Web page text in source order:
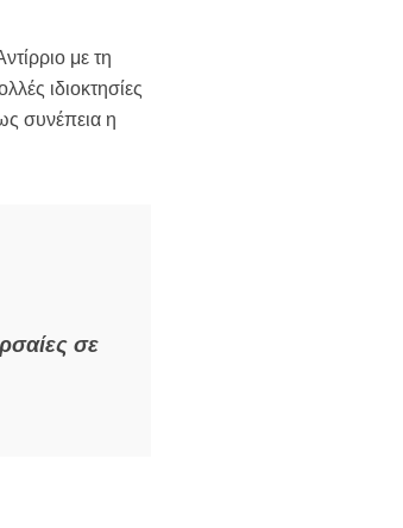
με τη
ιδιοκτησίες
συνέπεια η
σε